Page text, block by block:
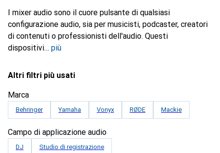
I mixer audio sono il cuore pulsante di qualsiasi
configurazione audio, sia per musicisti, podcaster, creatori
di contenuti o professionisti dell'audio. Questi
dispositivi
più
Altri filtri più usati
Marca
Behringer Yamaha Vonyx RØDE Mackie
Campo di applicazione audio
DJ Studio di registrazione